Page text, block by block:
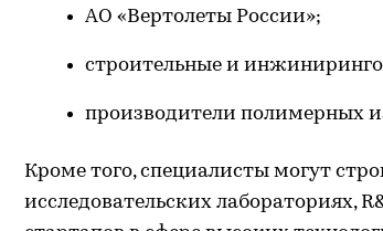
АО «Вертолеты России»;
строительные и
производители полимерных
Кроме того, специалисты могут
исследовательских лабораториях,